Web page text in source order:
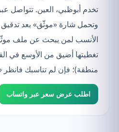
تخدم أبوظبي، العين. تتواصل
وتحمل شارة «موثّق» بعد تدقيق
الأنسب لمن يبحث عن ملف
منطقة)؛ فإن لم تناسبك فانظر
اطلب عرض سعر عبر واتساب